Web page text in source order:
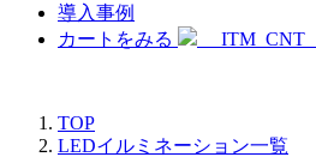
導入事例
カートをみる
__ITM_CNT__
TOP
LEDイルミネーション一覧